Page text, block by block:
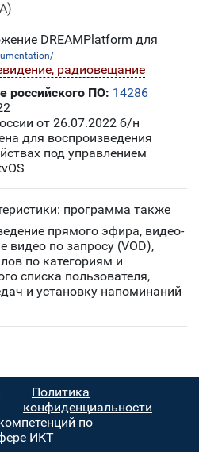
DREAMPlatform для
радиовещание
российского ПО: 14286
от 26.07.2022 б/н
для воспроизведения
под управлением
программа также
прямого эфира, видео-
видео по запросу (VOD),
по категориям и
списка пользователя,
и установку напоминаний
Политика
конфиденциальности
по
ИКТ